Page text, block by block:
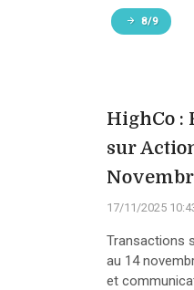
8/9
HighCo :
sur
17/11/2025
Transactions
au 14
et